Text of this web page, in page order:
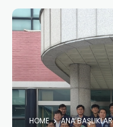
HOME ANA BAŞLIKLAR